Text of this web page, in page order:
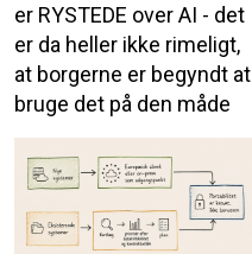
er RYSTEDE over AI - det
er da heller ikke rimeligt,
at borgerne er begyndt at
bruge det på den måde